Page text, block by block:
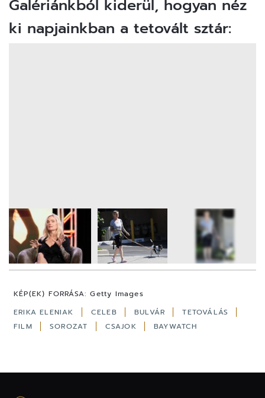
Galériánkból kiderül, hogyan néz
ki napjainkban a tetovált sztár:
KÉP(EK) FORRÁSA: Getty Images
ERIKA ELENIAK
CELEB BULVÁR
TETOVÁLÁS
FILM
SOROZAT CSAJOK BAYWATCH